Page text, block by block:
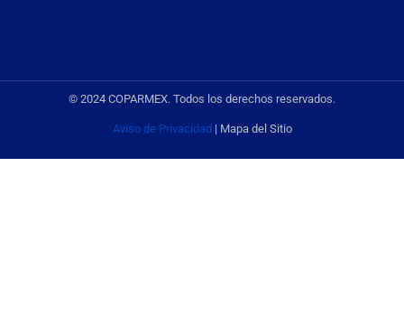
© 2024 COPARMEX. Todos los derechos reservados.
Aviso de Privacidad | Mapa del Sitio